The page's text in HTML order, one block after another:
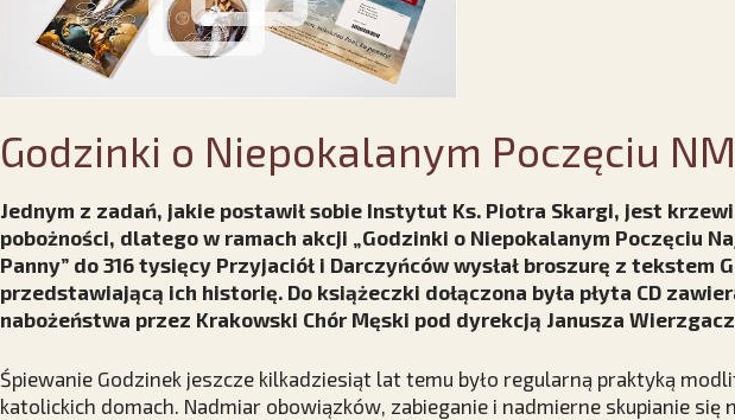
Godzinki o Niepokalanym Poczęciu
Jednym z zadań, jakie postawił sobie Instytut Ks. Piotra Skargi, jest
pobożności, dlatego w ramach akcji „Godzinki o Niepokalanym Poczęciu
Panny” do 316 tysięcy Przyjaciół i Darczyńców wysłał broszurę z tekstem
przedstawiającą ich historię. Do książeczki dołączona była płyta CD
nabożeństwa przez Krakowski Chór Męski pod dyrekcją Janusza
Śpiewanie Godzinek jeszcze kilkadziesiąt lat temu było regularną praktyką
katolickich domach. Nadmiar obowiązków, zabieganie i nadmierne skupianie się